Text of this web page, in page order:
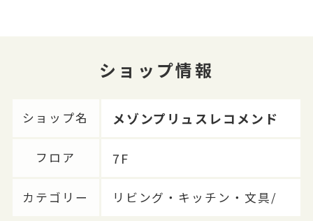
ショップ情報
ショップ名 メゾンプリュスレコメンド
フロア 7F
カテゴリー リビング・キッチン・文具/